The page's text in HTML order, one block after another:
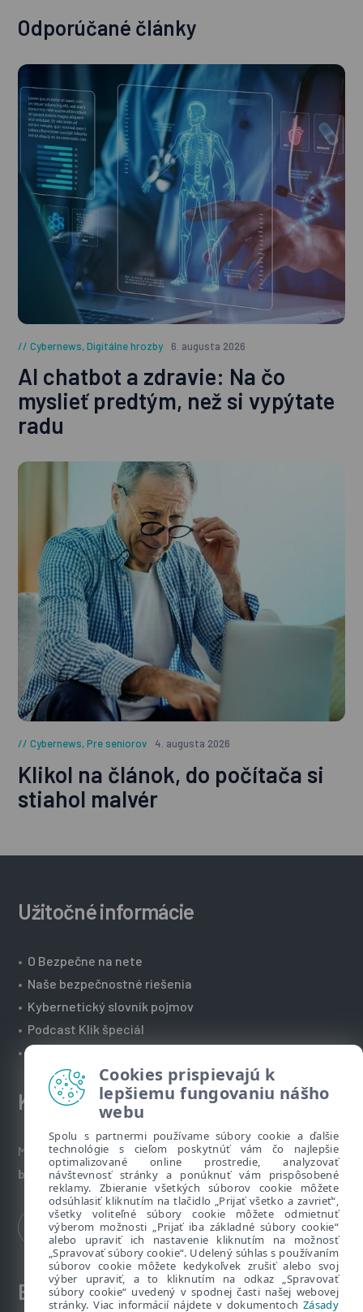
Odporúčané články
Cybernews,Digitálne hrozby 6. augusta 2026
AI chatbot a zdravie: Na čo
myslieť predtým, než si vypýtate
radu
Cybernews,Pre seniorov 4. augusta 2026
Klikol na článok, do počítača si
stiahol malvér
Užitočné informácie
• O Bezpečne na nete
• Naše bezpečnostné riešenia
• Kybernetický slovník pojmov
• Podcast Klik špeciál
•Technická podpora spoločnosti ESET
Kontakt
Máte nezodpovedané otázky? Napíšte nám:
bezpecnenanete@eset.sk
ESET zákaznícka zóna
Cookies prispievajú k
lepšiemu fungovaniu nášho
webu
Spolu s partnermi používame súbory cookie a ďalšie
technológie s cieľom poskytnúť vám čo najlepšie
optimalizované online prostredie, analyzovať
návštevnosť stránky a ponúknuť vám prispôsobené
reklamy. Zbieranie všetkých súborov cookie môžete
odsúhlasiť kliknutím na tlačidlo „Prijať všetko a zavrieť“,
všetky voliteľné súbory cookie môžete odmietnuť
výberom možnosti „Prijať iba základné súbory cookie“
alebo upraviť ich nastavenie kliknutím na možnosť
„Spravovať súbory cookie“. Udelený súhlas s používaním
súborov cookie môžete kedykoľvek zrušiť alebo svoj
výber upraviť, a to kliknutím na odkaz „Spravovať
súbory cookie“ uvedený v spodnej časti našej webovej
stránky. Viac informácií nájdete v dokumentoch Zásady